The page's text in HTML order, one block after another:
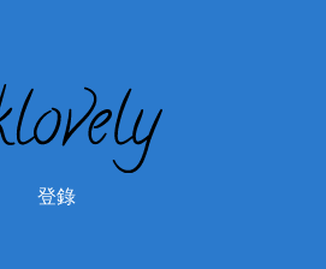
登錄